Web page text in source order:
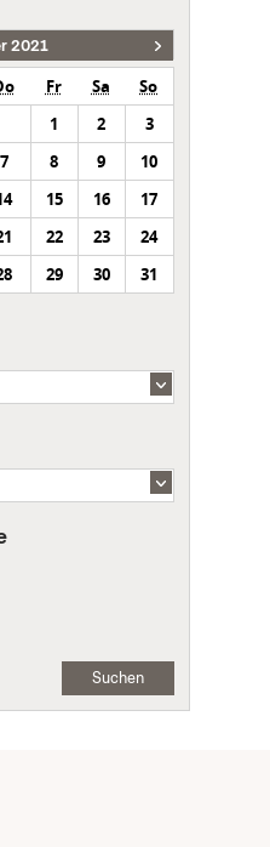
2021
Fr Sa
So
1
2
3
7 8 9
10
15 16
17
22 23
24
29 30 31
Suchen